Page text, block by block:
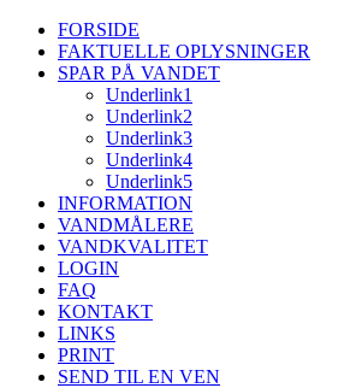
FORSIDE
FAKTUELLE OPLYSNINGER
SPAR PÅ VANDET
Underlink1
Underlink2
Underlink3
Underlink4
Underlink5
INFORMATION
VANDMÅLERE
VANDKVALITET
LOGIN
FAQ
KONTAKT
LINKS
PRINT
SEND TIL EN VEN